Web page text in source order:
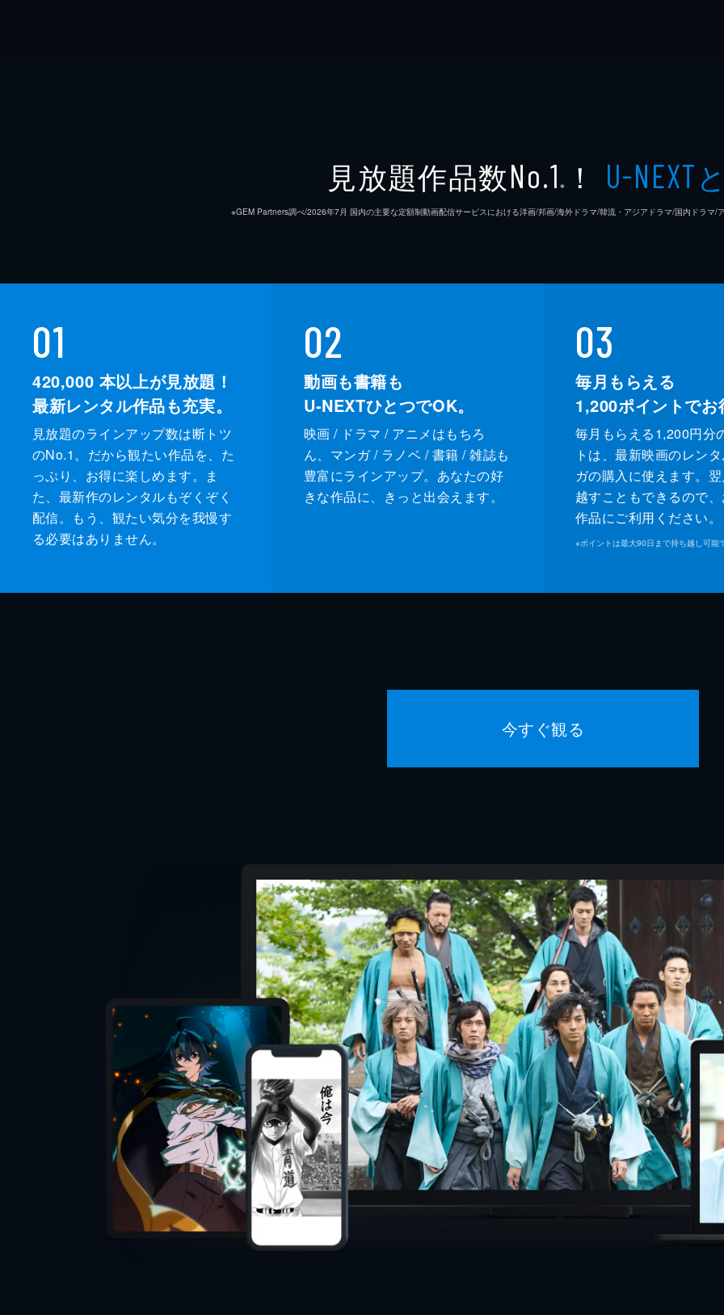
見放題作品数No.1 ※ ！ U-NEXT
※GEM Partners調べ/2026年7⽉ 国内の主要な定額制動画配信サービスにおける洋画/邦画/海外ドラマ/韓流・アジアドラマ/国内ドラマ/
01
420,000 本以上が見放題！
最新レンタル作品も充実。
見放題のラインアップ数は断トツ
のNo.1。だから観たい作品を、た
っぷり、お得に楽しめます。ま
た、最新作のレンタルもぞくぞく
配信。もう、観たい気分を我慢す
る必要はありません。
02
動画も書籍も
U-NEXTひとつでOK。
映画 / ドラマ / アニメはもちろ
ん、マンガ / ラノベ / 書籍 / 雑誌も
豊富にラインアップ。あなたの好
きな作品に、きっと出会えます。
03
毎月もらえる
1,200ポイントでお
毎月もらえる1,200円分
トは、最新映画のレン
ガの購入に使えます。
越すこともできるので
作品にご利用ください。
※ポイントは最大90日まで持ち越し可能
今すぐ観る